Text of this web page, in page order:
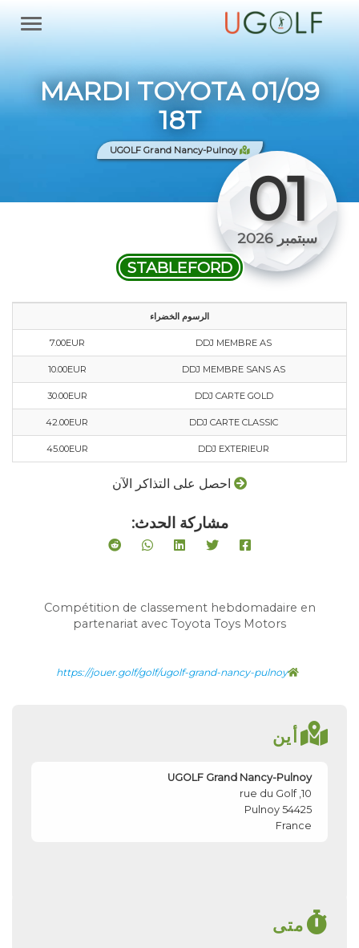
MARDI TOYOTA 01/09
18T
UGOLF Grand Nancy-Pulnoy
01
سبتمبر 2026
STABLEFORD
الرسوم الخضراء
DDJ MEMBRE AS
7.00EUR
DDJ MEMBRE SANS AS
10.00EUR
DDJ CARTE GOLD
30.00EUR
DDJ CARTE CLASSIC
42.00EUR
DDJ EXTERIEUR
45.00EUR
احصل على التذاكر الآن
مشاركة الحدث:
Compétition de classement hebdomadaire en
partenariat avec Toyota Toys Motors
https://jouer.golf/golf/ugolf-grand-nancy-pulnoy
أين
UGOLF Grand Nancy-Pulnoy
10, rue du Golf
54425
Pulnoy
France
متى